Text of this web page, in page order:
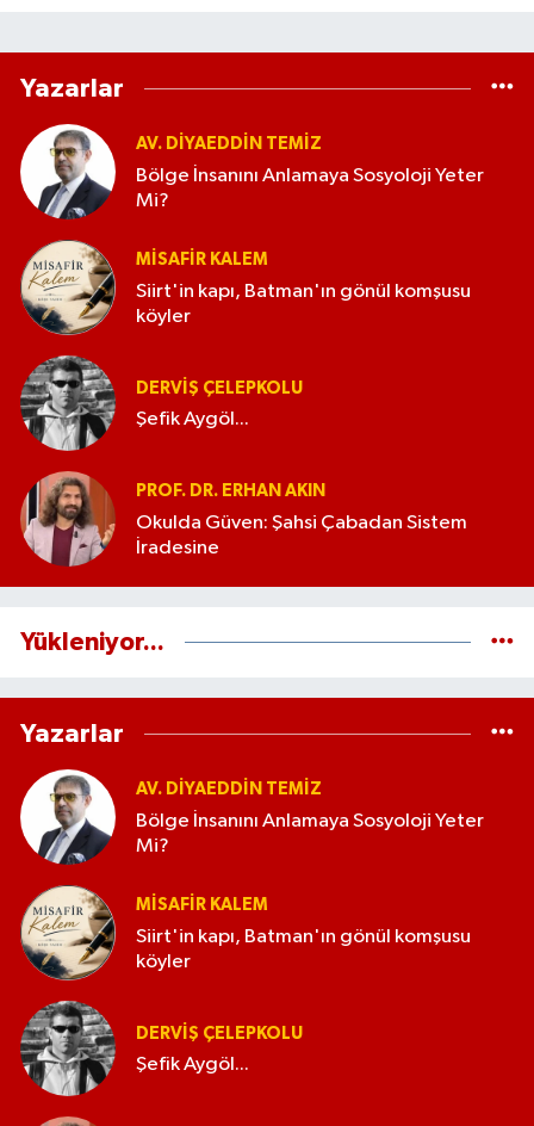
Yazarlar
AV. DIYAEDDIN TEMIZ
Bölge İnsanını Anlamaya Sosyoloji Yeter
Mi?
MISAFIR KALEM
Siirt'in kapı, Batman'ın gönül komşusu
köyler
DERVIŞ ÇELEPKOLU
Şefik Aygöl...
PROF. DR. ERHAN AKIN
Okulda Güven: Şahsi Çabadan Sistem
İradesine
Yükleniyor...
Yazarlar
AV. DIYAEDDIN TEMIZ
Bölge İnsanını Anlamaya Sosyoloji Yeter
Mi?
MISAFIR KALEM
Siirt'in kapı, Batman'ın gönül komşusu
köyler
DERVIŞ ÇELEPKOLU
Şefik Aygöl...